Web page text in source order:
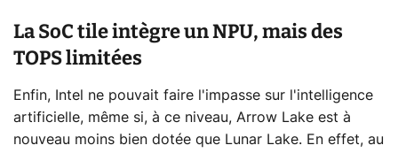
La SoC tile intègre un NPU, mais des
TOPS limitées
Enfin, Intel ne pouvait faire l'impasse sur l'intelligence
artificielle, même si, à ce niveau, Arrow Lake est à
nouveau moins bien dotée que Lunar Lake. En effet, au